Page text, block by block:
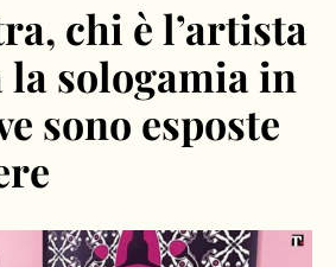
chi è l’artista
la sologamia in
sono esposte